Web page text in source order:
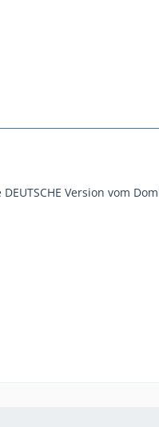
Version vom